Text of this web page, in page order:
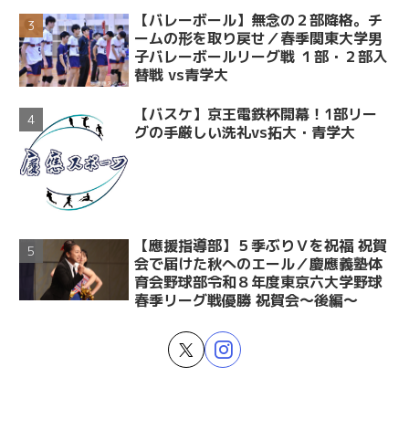
【バレーボール】無念の２部降格。チ
ームの形を取り戻せ／春季関東大学男
子バレーボールリーグ戦 １部・２部入
替戦 vs青学大
【バスケ】京王電鉄杯開幕！1部リー
グの手厳しい洗礼vs拓大・青学大
【應援指導部】５季ぶりＶを祝福 祝賀
会で届けた秋へのエール／慶應義塾体
育会野球部令和８年度東京六大学野球
春季リーグ戦優勝 祝賀会～後編～